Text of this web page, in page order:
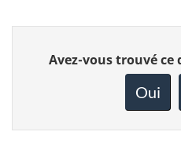
Donnez
votre
page
Avez-vous trouvé ce
Oui